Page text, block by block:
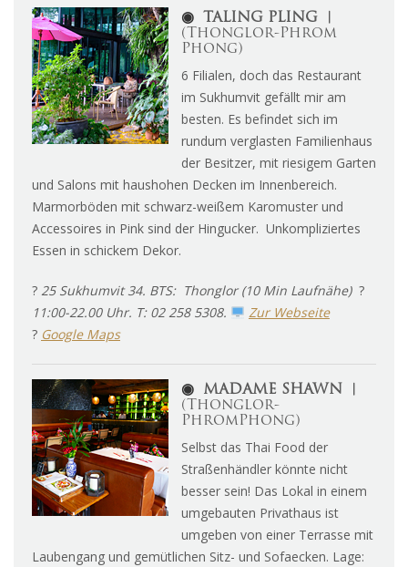
◉
TALING PLING ︱
(Thonglor-Phrom
Phong)
6 Filialen, doch das Restaurant
im Sukhumvit gefällt mir am
besten. Es befindet sich im
rundum verglasten Familienhaus
der Besitzer, mit riesigem Garten
und Salons mit haushohen Decken im Innenbereich.
Marmorböden mit schwarz-weißem Karomuster und
Accessoires in Pink sind der Hingucker. Unkompliziertes
Essen in schickem Dekor.
? 25 Sukhumvit 34. BTS: Thonglor (10 Min Laufnähe) ?
11:00-22.00 Uhr. T: 02 258 5308.
Zur Webseite
? Google Maps
◉ MADAME SHAWN ︱
(Thonglor-
PhromPhong)
Selbst das Thai Food der
Straßenhändler könnte nicht
besser sein! Das Lokal in einem
umgebauten Privathaus ist
umgeben von einer Terrasse mit
Laubengang und gemütlichen Sitz- und Sofaecken. Lage: